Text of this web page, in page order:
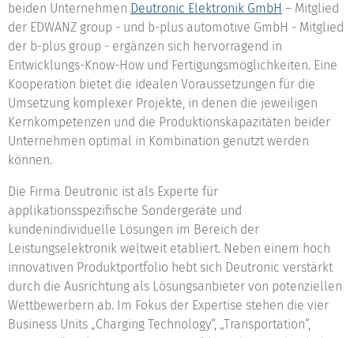
beiden Unternehmen Deutronic Elektronik GmbH – Mitglied
der EDWANZ group - und b-plus automotive GmbH - Mitglied
der b-plus group - ergänzen sich hervorragend in
Entwicklungs-Know-How und Fertigungsmöglichkeiten. Eine
Kooperation bietet die idealen Voraussetzungen für die
Umsetzung komplexer Projekte, in denen die jeweiligen
Kernkompetenzen und die Produktionskapazitäten beider
Unternehmen optimal in Kombination genutzt werden
können.
Die Firma Deutronic ist als Experte für
applikationsspezifische Sondergeräte und
kundenindividuelle Lösungen im Bereich der
Leistungselektronik weltweit etabliert. Neben einem hoch
innovativen Produktportfolio hebt sich Deutronic verstärkt
durch die Ausrichtung als Lösungsanbieter von potenziellen
Wettbewerbern ab. Im Fokus der Expertise stehen die vier
Business Units „Charging Technology“, „Transportation“,